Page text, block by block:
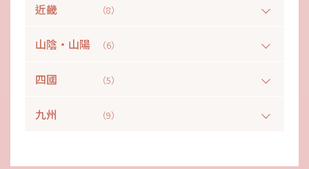
近畿 （8）
山陰・山陽 （6）
四國 （5）
九州 （9）